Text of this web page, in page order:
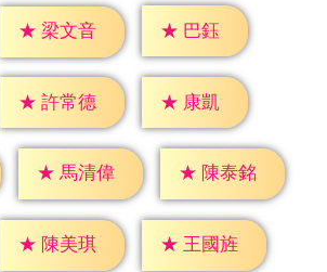
★ 梁文音 ★ 巴鈺
★ 許常德 ★ 康凱
★ 馬清偉 ★ 陳泰銘
★ 陳美琪 ★ 王國旌